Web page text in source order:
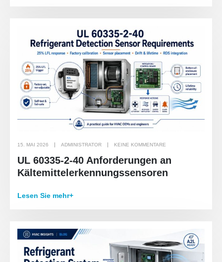
15. MAI 2026 ADMINISTRATOR KEINE KOMMENTARE
UL 60335-2-40 Anforderungen an
Kältemittelerkennungssensoren
Lesen Sie mehr+